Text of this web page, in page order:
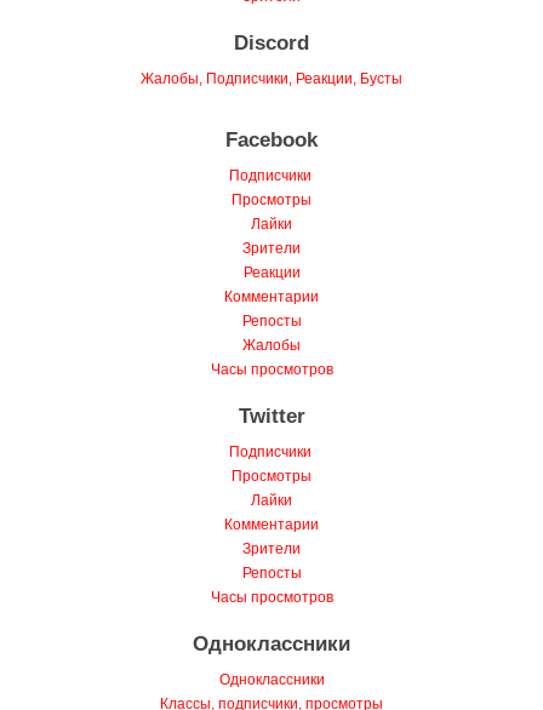
Подписчики
Просмотры
Зрители
Комментарии
Репосты
Подписчики
Просмотры
Комментарии
Зрители
Одноклассники